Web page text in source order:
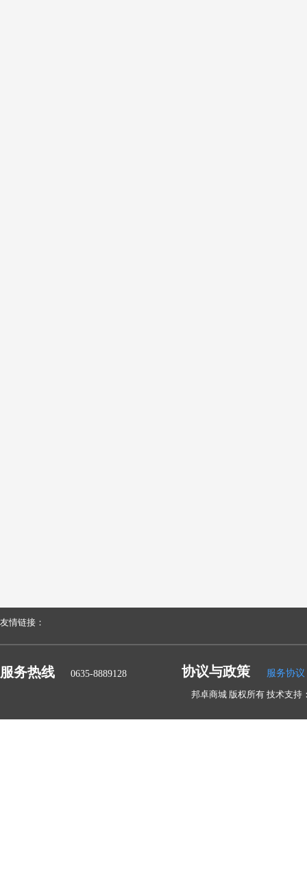
友情链接：
服务热线 0635-8889128 协议与政策 服务协议
邦卓商城 版权所有 技术支持